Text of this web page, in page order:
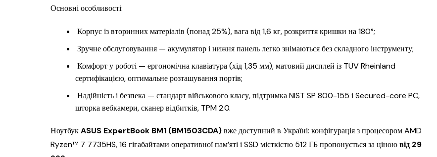
Основні особливості:
Корпус із вторинних матеріалів (понад 25%), вага від 1,6 кг, розкриття кришки на 180°;
Зручне обслуговування — акумулятор і нижня панель легко знімаються без складного інструменту;
Комфорт у роботі — ергономічна клавіатура (хід 1,35 мм), матовий дисплей із TÜV Rheinland
сертифікацією, оптимальне розташування портів;
Надійність і безпека — стандарт військового класу, підтримка NIST SP 800-155 і Secured-core PC,
шторка вебкамери, сканер відбитків, TPM 2.0.
НоутбукASUS ExpertBook BM1 (BM1503CDA)вже доступний в Україні: конфігурація з процесором AMD
Ryzen™ 7 7735HS, 16 гігабайтами оперативної пам’яті і SSD місткістю 512 ГБ пропонується за ціноювід 29